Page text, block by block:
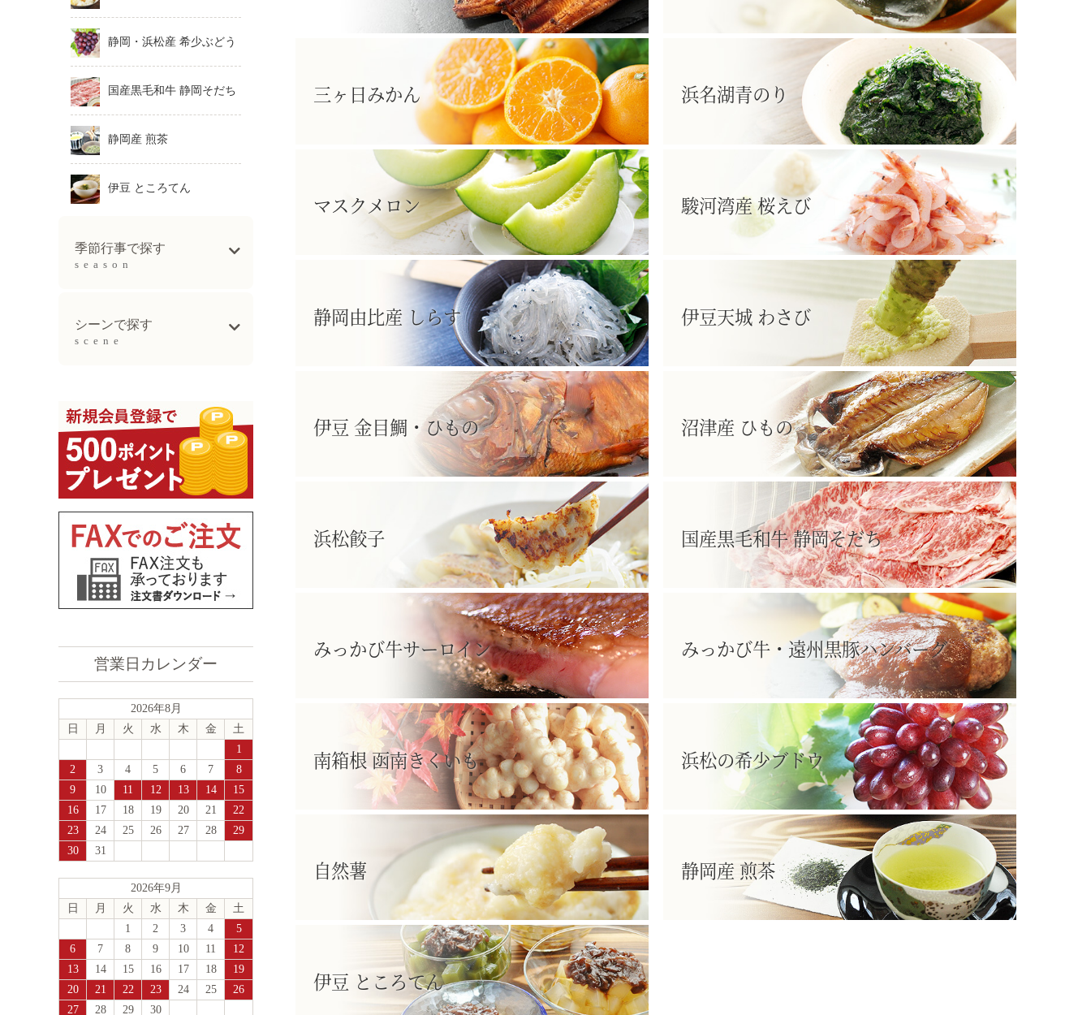
静岡・浜松産 希少ぶどう
国産黒毛和牛 静岡そだち
静岡産 煎茶
伊豆 ところてん
季節行事で探す
season
シーンで探す
scene
営業日カレンダー
2026年8月
日
月 火 水 木 金
土
1
2
3 4 5 6 7
8
9
10 11 12 13 14
15
16
17 18 19 20 21
22
23
24 25 26 27 28
29
30
31
2026年9月
日
月 火 水 木 金
土
1
2 3 4
5
6
7 8 9 10 11
12
13
14 15 16 17 18
19
20
21 22 23 24 25
26
27
28 29 30
三ヶ日みかん 浜名湖青のり
マスクメロン 駿河湾産 桜えび
静岡由比産 しらす 伊豆天城 わさび
伊豆 金目鯛・ひもの 沼津産 ひもの
浜松餃子 国産黒毛和牛 静岡そだち
みっかび牛サーロイン みっかび牛・遠州黒豚ハンバーグ
南箱根 函南きくいも 浜松の希少ブドウ
自然薯 静岡産 煎茶
伊豆 ところてん